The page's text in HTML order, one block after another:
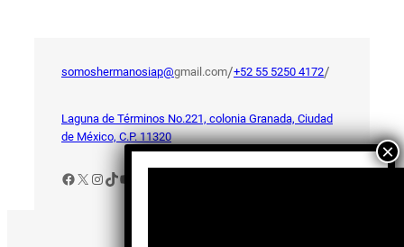
somoshermanosiap@gmail.com/+52 55 5250 4172/
Laguna de Términos No.221, colonia Granada, Ciudad
de México, C.P. 11320
Facebook
X Instagram
TikTok
YouTube